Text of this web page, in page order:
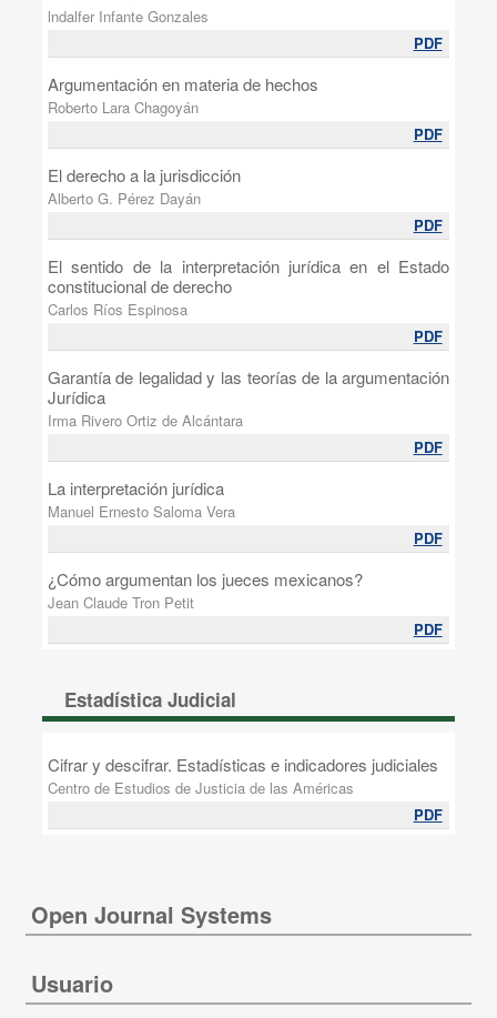
lndalfer Infante Gonzales
PDF
Argumentación en materia de hechos
Roberto Lara Chagoyán
PDF
El derecho a la jurisdicción
Alberto G. Pérez Dayán
PDF
El sentido de la interpretación jurídica en el Estado
constitucional de derecho
Carlos Ríos Espinosa
PDF
Garantía de legalidad y las teorías de la argumentación
Jurídica
Irma Rivero Ortiz de Alcántara
PDF
La interpretación jurídica
Manuel Ernesto Saloma Vera
PDF
¿Cómo argumentan los jueces mexicanos?
Jean Claude Tron Petit
PDF
Estadística Judicial
Cifrar y descifrar. Estadísticas e indicadores judiciales
Centro de Estudios de Justicia de las Américas
PDF
Open Journal Systems
Usuario